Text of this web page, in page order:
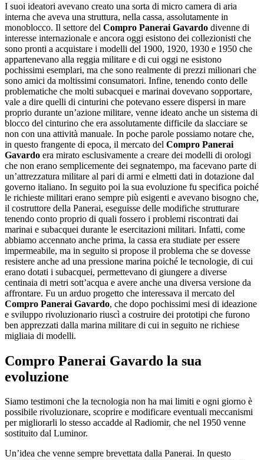
I suoi ideatori avevano creato una sorta di micro camera di aria
interna che aveva una struttura, nella cassa, assolutamente in
monoblocco. Il settore del Compro Panerai Gavardo divenne di
interesse internazionale e ancora oggi esistono dei collezionisti che
sono pronti a acquistare i modelli del 1900, 1920, 1930 e 1950 che
appartenevano alla reggia militare e di cui oggi ne esistono
pochissimi esemplari, ma che sono realmente di prezzi milionari che
sono amici da moltissimi consumatori. Infine, tenendo conto delle
problematiche che molti subacquei e marinai dovevano sopportare,
vale a dire quelli di cinturini che potevano essere dispersi in mare
proprio durante un’azione militare, venne ideato anche un sistema di
blocco del cinturino che era assolutamente difficile da slacciare se
non con una attività manuale. In poche parole possiamo notare che,
in questo frangente di epoca, il mercato del Compro Panerai
Gavardo era mirato esclusivamente a creare dei modelli di orologi
che non erano semplicemente dei segnatempo, ma facevano parte di
un’attrezzatura militare al pari di armi e elmetti dati in dotazione dal
governo italiano. In seguito poi la sua evoluzione fu specifica poiché
le richieste militari erano sempre più esigenti e avevano bisogno che,
il costruttore della Panerai, eseguisse delle modifiche strutturare
tenendo conto proprio di quali fossero i problemi riscontrati dai
marinai e subacquei durante le esercitazioni militari. Infatti, come
abbiamo accennato anche prima, la cassa era studiate per essere
impermeabile, ma in seguito si propose il problema che se dovesse
resistere anche ad una pressione marina poiché le tecnologie, di cui
erano dotati i subacquei, permettevano di giungere a diverse
centinaia di metri sott’acqua e avere anche una diversa versione da
affrontare. Fu un arduo progetto che interessava il mercato del
Compro Panerai Gavardo, che dopo pochissimi mesi di ideazione
e sviluppo rivoluzionario riuscì a costruire dei prototipi che furono
ben apprezzati dalla marina militare di cui in seguito ne richiese
migliaia di modelli.
Compro Panerai Gavardo la sua
evoluzione
Siamo testimoni che la tecnologia non ha mai limiti e ogni giorno è
possibile rivoluzionare, scoprire e modificare eventuali meccanismi
per migliorarli lo stesso accadde al Radiomir, che nel 1950 venne
sostituito dal Luminor.
Un’idea che venne sempre brevettata dalla Panerai. In questo